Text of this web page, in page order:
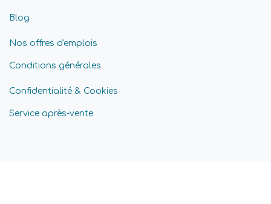
Blog
Nos offres d'emplois
Conditions générales
Confidentialité & Cookies
Service après-vente